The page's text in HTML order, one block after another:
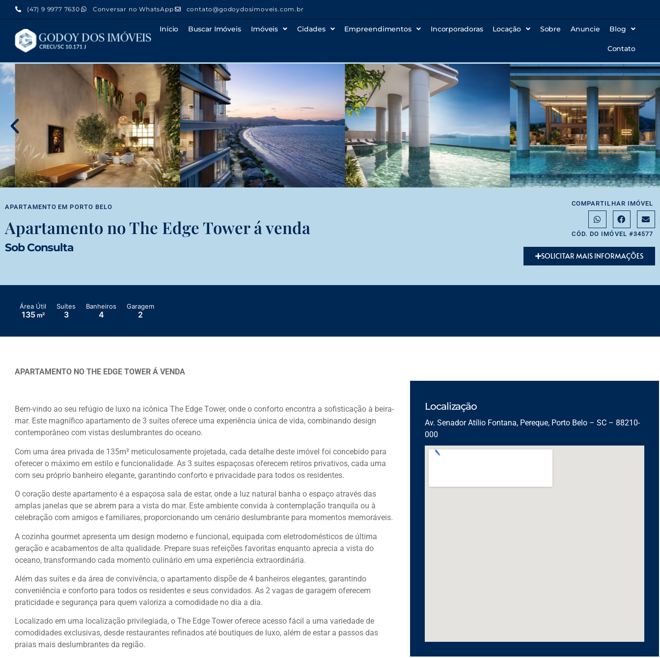
(47) 9 9977 7630 Conversar no WhatsApp contato@godoydosimoveis.com.br
Início Buscar Imóveis Imóveis Cidades Empreendimentos Incorporadoras Locação Sobre Anuncie Blog
Contato
APARTAMENTO EM PORTO BELO
Apartamento no The Edge Tower á venda
Sob Consulta
COMPARTILHAR IMÓVEL
CÓD. DO IMÓVEL #34577
SOLICITAR MAIS INFORMAÇÕES
Área Útil
135m²
Suítes
3
Banheiros
4
Garagem
2
APARTAMENTO NO THE EDGE TOWER Á VENDA
Bem-vindo ao seu refúgio de luxo na icônica The Edge Tower, onde o conforto encontra a sofisticação à beira-
mar. Este magnífico apartamento de 3 suítes oferece uma experiência única de vida, combinando design
contemporâneo com vistas deslumbrantes do oceano.
Com uma área privada de 135m² meticulosamente projetada, cada detalhe deste imóvel foi concebido para
oferecer o máximo em estilo e funcionalidade. As 3 suítes espaçosas oferecem retiros privativos, cada uma
com seu próprio banheiro elegante, garantindo conforto e privacidade para todos os residentes.
O coração deste apartamento é a espaçosa sala de estar, onde a luz natural banha o espaço através das
amplas janelas que se abrem para a vista do mar. Este ambiente convida à contemplação tranquila ou à
celebração com amigos e familiares, proporcionando um cenário deslumbrante para momentos memoráveis.
A cozinha gourmet apresenta um design moderno e funcional, equipada com eletrodomésticos de última
geração e acabamentos de alta qualidade. Prepare suas refeições favoritas enquanto aprecia a vista do
oceano, transformando cada momento culinário em uma experiência extraordinária.
Além das suítes e da área de convivência, o apartamento dispõe de 4 banheiros elegantes, garantindo
conveniência e conforto para todos os residentes e seus convidados. As 2 vagas de garagem oferecem
praticidade e segurança para quem valoriza a comodidade no dia a dia.
Localizado em uma localização privilegiada, o The Edge Tower oferece acesso fácil a uma variedade de
comodidades exclusivas, desde restaurantes refinados até boutiques de luxo, além de estar a passos das
praias mais deslumbrantes da região.
Localização
Av. Senador Atílio Fontana, Pereque, Porto Belo – SC – 88210-
000